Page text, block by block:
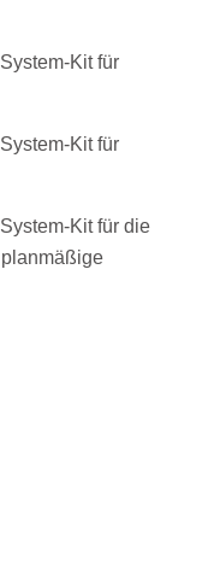
Kit für
Kit für
Kit für die